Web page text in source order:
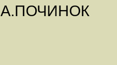
А.ПОЧИНОК